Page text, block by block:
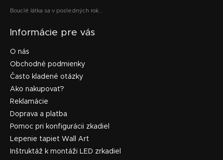
Bouclé látka sa v posledných rok...
Informácie pre vás
O nás
Obchodné podmienky
Často kladené otázky
Ako nakupovať?
Reklamácie
Doprava a platba
Pomoc pri konfigurácii zkadiel
Lepenie tapiet Wall Art
Inštruktáž k montáži LED zrkadiel